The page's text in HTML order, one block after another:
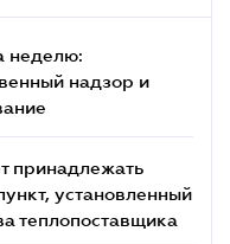
неделю:
надзор и
принадлежать
установленный
теплопоставщика